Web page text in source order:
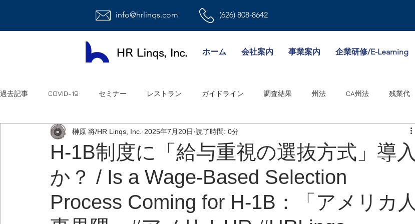
info@hrlinqs.com (626) 808-8642
ホーム 会社案内 事業案内 企業研修/E-Learning
過去記事 COVID-19 セミナー レストラン ガイドライン 調査結果 州法 CA州法 残業代
時給社員/月給社員 最低賃金 給与 福利厚生 就業規則
ハラスメント 雇用 連邦法 退職金 職場環境 WA州法 ビザ 失業保険
アメリカ人事系ユーチューブ
H-1B制度に「給与重視の選抜方式」導入
か？ / Is a Wage-Based Selection
Process Coming for H-1B：「アメリカ人
榊原 将/HR Linqs, Inc. 2025年7月20日 読了時間: 0分